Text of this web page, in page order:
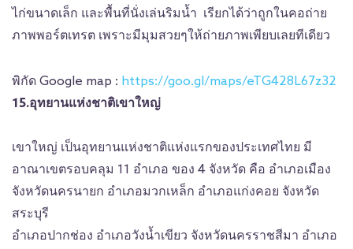
ไก่ขนาดเล็ก และพื้นที่นั่งเล่นริมน้ำ เรียกได้ว่าถูกในคอถ่าย
ภาพพอร์ตเทรต เพราะมีมุมสวยๆให้ถ่ายภาพเพียบเลยทีเดียว
พิกัด Google map : https://goo.gl/maps/eTG428L67z32
15.อุทยานแห่งชาติเขาใหญ่
เขาใหญ่ เป็นอุทยานแห่งชาติแห่งแรกของประเทศไทย มี
อาณาเขตรอบคลุม 11 อำเภอ ของ 4 จังหวัด คือ อำเภอเมือง
จังหวัดนครนายก อำเภอมวกเหล็ก อำเภอแก่งคอย จังหวัด
สระบุรี
อำเภอปากช่อง อำเภอวังน้ำเขียว จังหวัดนครราชสีมา อำเภอ